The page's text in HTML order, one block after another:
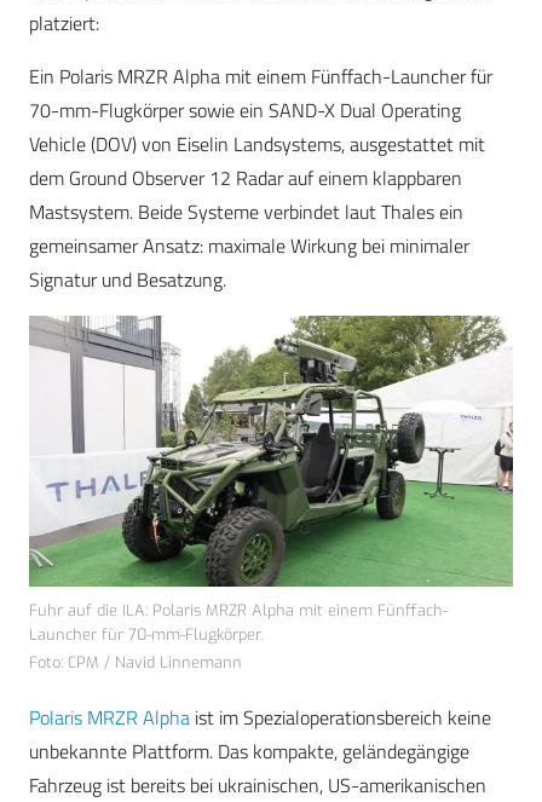
platziert:
Ein Polaris MRZR Alpha mit einem Fünffach-Launcher für
70-mm-Flugkörper sowie ein SAND-X Dual Operating
Vehicle (DOV) von Eiselin Landsystems, ausgestattet mit
dem Ground Observer 12 Radar auf einem klappbaren
Mastsystem. Beide Systeme verbindet laut Thales ein
gemeinsamer Ansatz: maximale Wirkung bei minimaler
Signatur und Besatzung.
Fuhr auf die ILA: Polaris MRZR Alpha mit einem Fünffach-
Launcher für 70-mm-Flugkörper.
Foto: CPM / Navid Linnemann
Polaris MRZR Alpha ist im Spezialoperationsbereich keine
unbekannte Plattform. Das kompakte, geländegängige
Fahrzeug ist bereits bei ukrainischen, US-amerikanischen